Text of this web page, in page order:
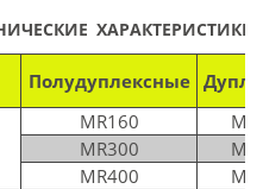
Полудуплексные
MR160
MR300
MR400